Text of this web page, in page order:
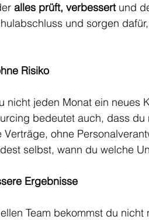
alles prüft, verbessert und
und sorgen
Risiko
nicht jeden Monat ein neues
bedeutet auch, dass
Verträge, ohne
selbst, wann du welche
Ergebnisse
Team bekommst du